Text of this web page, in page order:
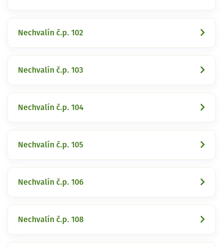
Nechvalín č.p. 102
Nechvalín č.p. 103
Nechvalín č.p. 104
Nechvalín č.p. 105
Nechvalín č.p. 106
Nechvalín č.p. 108